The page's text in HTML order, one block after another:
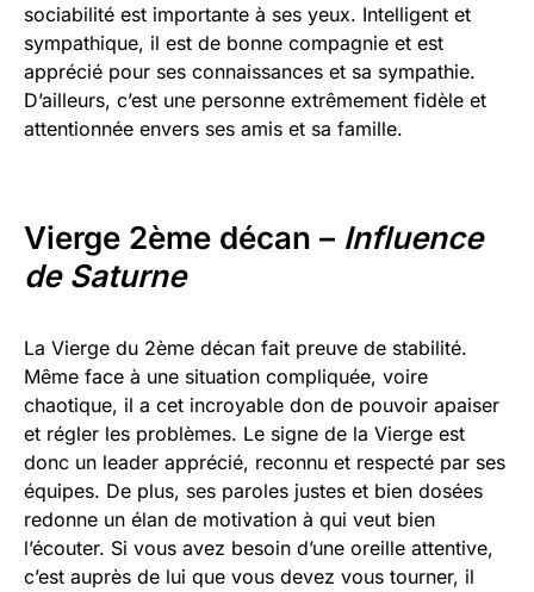
sociabilité est importante à ses yeux. Intelligent et
sympathique, il est de bonne compagnie et est
apprécié pour ses connaissances et sa sympathie.
D’ailleurs, c’est une personne extrêmement fidèle et
attentionnée envers ses amis et sa famille.
Vierge 2ème décan – Influence
de Saturne
La Vierge du 2ème décan fait preuve de stabilité.
Même face à une situation compliquée, voire
chaotique, il a cet incroyable don de pouvoir apaiser
et régler les problèmes. Le signe de la Vierge est
donc un leader apprécié, reconnu et respecté par ses
équipes. De plus, ses paroles justes et bien dosées
redonne un élan de motivation à qui veut bien
l’écouter. Si vous avez besoin d’une oreille attentive,
c’est auprès de lui que vous devez vous tourner, il